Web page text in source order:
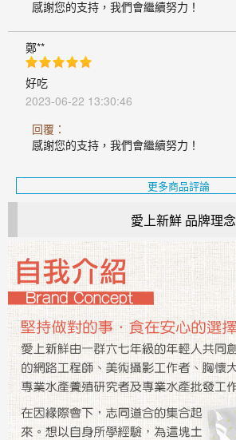
感謝您的支持，我們會繼續努力！
鄭**
好吃
2023-06-22 13:30:46
回覆：
感謝您的支持，我們會繼續努力！
更多商品評論
愛上新鮮 品牌理念